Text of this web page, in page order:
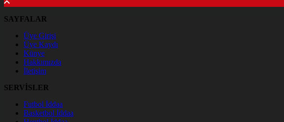
SAYFALAR
Üye Girişi
Üye Kaydı
Künye
Hakkımızda
İletişim
SERVİSLER
Futbol İddaa
Basketbol İddaa